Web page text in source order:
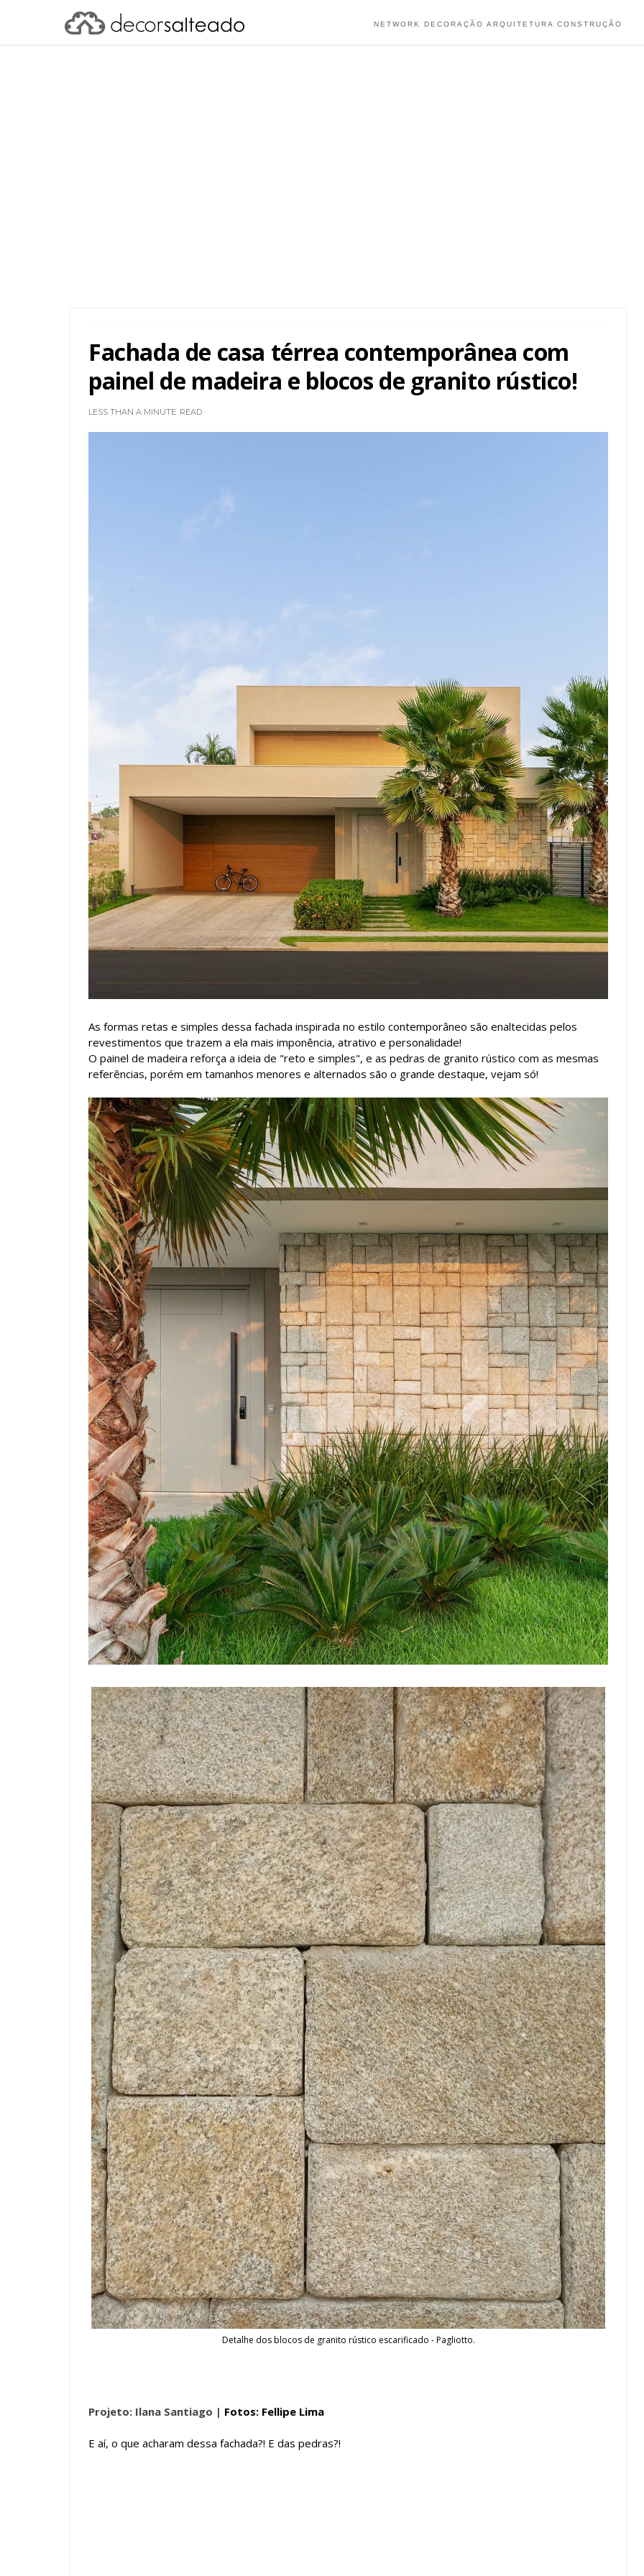
NETWORK DECORAÇÃO ARQUITETURA CONSTRUÇÃO
Fachada de casa térrea contemporânea com
painel de madeira e blocos de granito rústico!
LESS THAN A MINUTE READ
As formas retas e simples dessa fachada inspirada no estilo contemporâneo são enaltecidas pelos
revestimentos que trazem a ela mais imponência, atrativo e personalidade!
O painel de madeira reforça a ideia de "reto e simples", e as pedras de granito rústico com as mesmas
referências, porém em tamanhos menores e alternados são o grande destaque, vejam só!
Detalhe dos blocos de granito rústico escarificado - Pagliotto.
Projeto: Ilana Santiago | Fotos: Fellipe Lima
E aí, o que acharam dessa fachada?! E das pedras?!